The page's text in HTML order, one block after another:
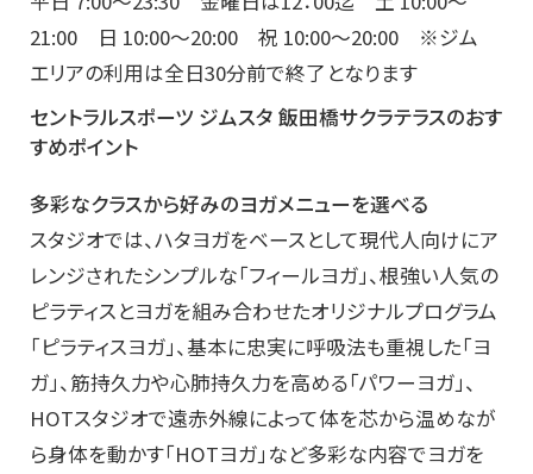
21:00 日 10:00～20:00 祝 10:00～20:00 ※ジム
エリアの利用は全日30分前で終了となります
セントラルスポーツ ジムスタ 飯田橋サクラテラスのおす
すめポイント
多彩なクラスから好みのヨガメニューを選べる
スタジオでは、ハタヨガをベースとして現代人向けにア
レンジされたシンプルな「フィールヨガ」、根強い人気の
ピラティスとヨガを組み合わせたオリジナルプログラム
「ピラティスヨガ」、基本に忠実に呼吸法も重視した「ヨ
ガ」、筋持久力や心肺持久力を高める「パワーヨガ」、
HOTスタジオで遠赤外線によって体を芯から温めなが
ら身体を動かす「HOTヨガ」など多彩な内容でヨガを